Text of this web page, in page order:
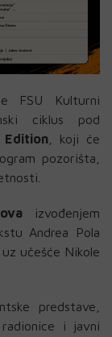
FSU Kulturni
ciklus pod
Edition , koji će
pozorišta,
izvođenjem
Andrea Pola
učešće Nikole
predstave,
i javni